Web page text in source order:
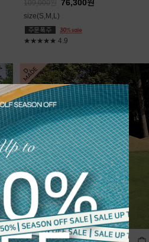
109,000 76,300원
size(S,M,L)
★★★★★ 4.9